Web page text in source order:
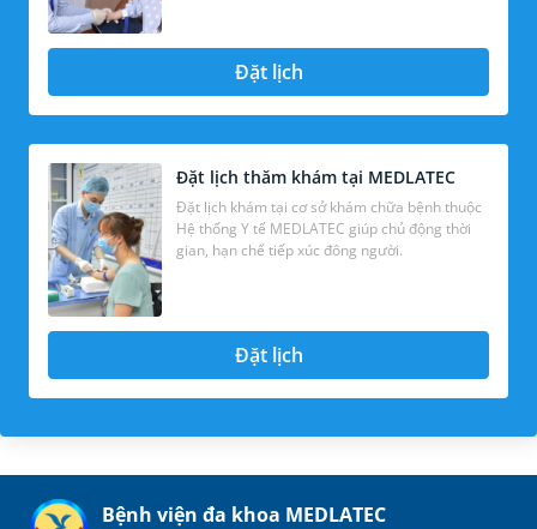
Đặt lịch
Đặt lịch thăm khám tại MEDLATEC
Đặt lịch khám tại cơ sở khám chữa bệnh thuộc
Hệ thống Y tế MEDLATEC giúp chủ động thời
gian, hạn chế tiếp xúc đông người.
Đặt lịch
Bệnh viện đa khoa MEDLATEC